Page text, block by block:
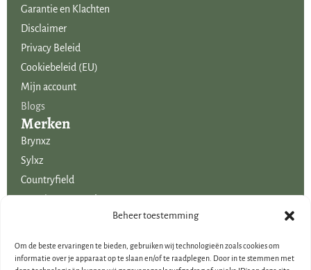
Beheer toestemming
Om de beste ervaringen te bieden, gebruiken wij technologieën zoals cookies om
informatie over je apparaat op te slaan en/of te raadplegen. Door in te stemmen met
Garantie en Klachten
Disclaimer
Privacy Beleid
Cookiebeleid (EU)
Mijn account
Blogs
Merken
Brynxz
Sylxz
Countryfield
Mansion Atmosphere
Uitgelicht voor jou!
Voordelige boeketten kunstbloemen